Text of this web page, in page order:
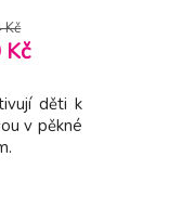
Kč
Kč
děti k
v pěkné